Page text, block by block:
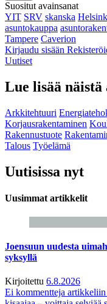
Suositut avainsanat
YIT SRV skanska
asuntokauppa
Tampere Caverion
Kirjaudu sisään
Uutiset
Lue lisää näistä
Arkkitehtuuri
Korjausrakentaminen
Rakennustuote
Talous Työelämä
Uutisissa nyt
Uusimmat artikkelit
Joensuun uudesta
syksyllä
Kirjoitettu 6.8.2026
Ei kommentteja artikkeliin